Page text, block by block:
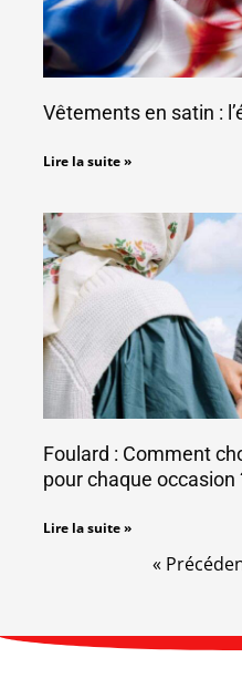
Vêtements en satin :
Lire la suite »
Foulard : Comment
pour chaque occasion
Lire la suite »
«